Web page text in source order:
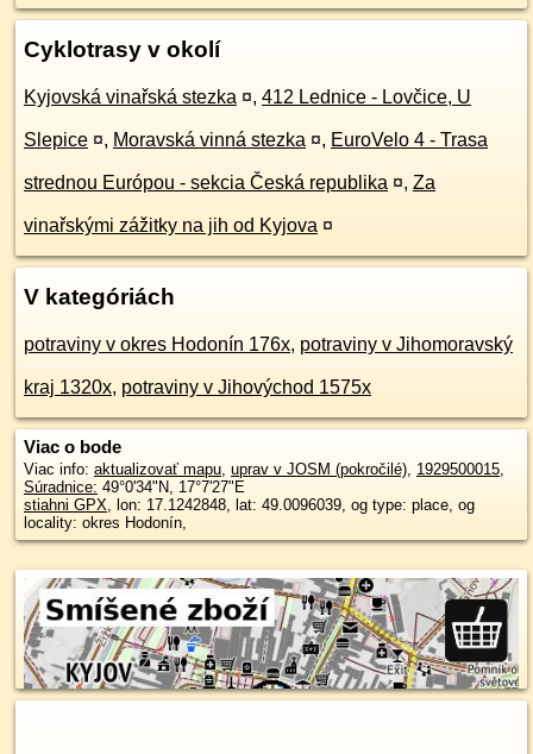
Cyklotrasy v okolí
Kyjovská vinařská stezka ¤, 412 Lednice - Lovčice, U
Slepice ¤, Moravská vinná stezka ¤, EuroVelo 4 - Trasa
strednou Európou - sekcia Česká republika ¤, Za
vinařskými zážitky na jih od Kyjova ¤
V kategóriách
potraviny v okres Hodonín 176x, potraviny v Jihomoravský
kraj 1320x, potraviny v Jihovýchod 1575x
Viac o bode
Viac info: aktualizovať mapu, uprav v JOSM (pokročilé), 1929500015,
Súradnice: 49°0'34"N, 17°7'27"E
stiahni GPX, lon: 17.1242848, lat: 49.0096039, og type: place, og
locality: okres Hodonín,